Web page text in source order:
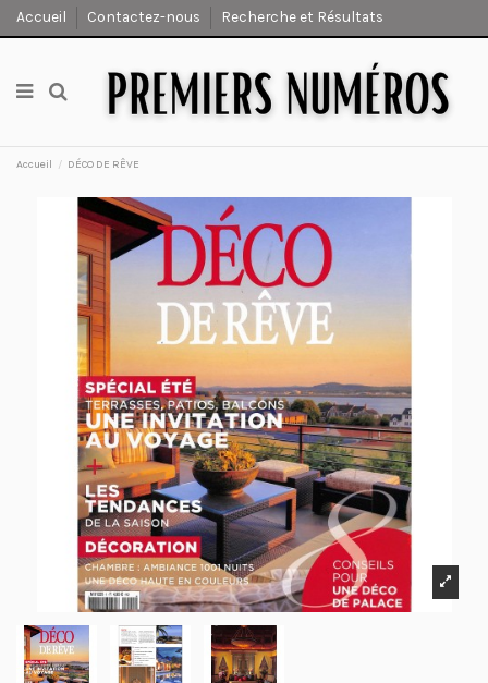
Accueil Contactez-nous Recherche et Résultats
Accueil DÉCO DE RÊVE